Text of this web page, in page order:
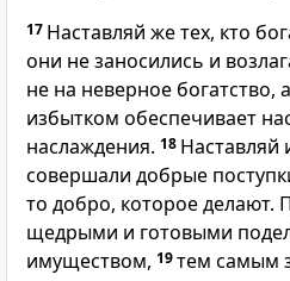
17 Наставляй же тех, кто
они не заносились и
не на неверное богатство,
избытком обеспечивает
наслаждения. 18 Наставляй
совершали добрые
то добро, которое делают.
щедрыми и готовыми
имуществом, 19тем самым